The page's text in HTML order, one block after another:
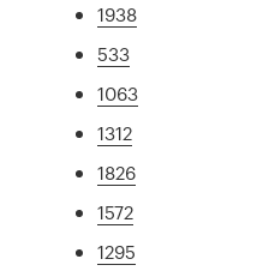
1938
533
1063
1312
1826
1572
1295